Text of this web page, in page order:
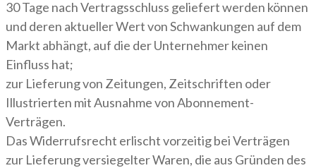
30 Tage nach Vertragsschluss geliefert werden können
und deren aktueller Wert von Schwankungen auf dem
Markt abhängt, auf die der Unternehmer keinen
Einfluss hat;
zur Lieferung von Zeitungen, Zeitschriften oder
Illustrierten mit Ausnahme von Abonnement-
Verträgen.
Das Widerrufsrecht erlischt vorzeitig bei Verträgen
zur Lieferung versiegelter Waren, die aus Gründen des